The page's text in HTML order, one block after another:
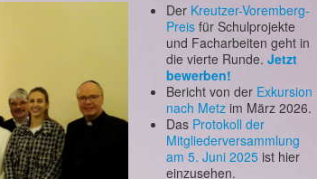
Der Kreutzer-Voremberg-
Preis für Schulprojekte
und Facharbeiten geht in
die vierte Runde.Jetzt
bewerben!
Bericht von der Exkursion
nach Metz im März 2026.
Das Protokoll der
Mitgliederversammlung
am 5. Juni 2025 ist hier
einzusehen.